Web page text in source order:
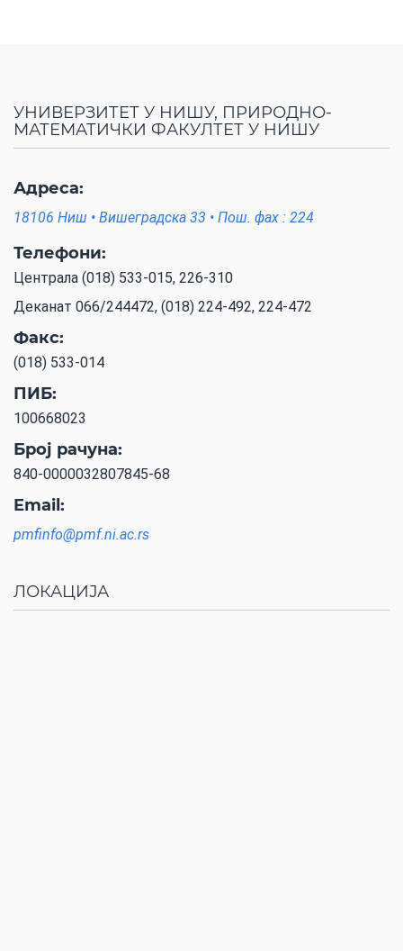
УНИВЕРЗИТЕТ У НИШУ, ПРИРОДНО-
МАТЕМАТИЧКИ ФАКУЛТЕТ У НИШУ
Адреса:
18106 Ниш • Вишеградска 33 • Пош. фах : 224
Телефони:
Централа (018) 533-015, 226-310
Деканат 066/244472, (018) 224-492, 224-472
Факс:
(018) 533-014
ПИБ:
100668023
Број рачуна:
840-0000032807845-68
Email:
pmfinfo@pmf.ni.ac.rs
ЛОКАЦИЈА